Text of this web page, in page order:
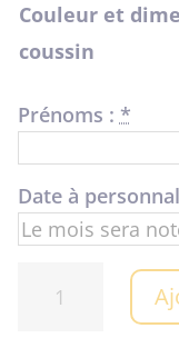
Couleur et
coussin
Prénoms : *
Date à